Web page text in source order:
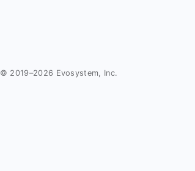
© 2019–2026 Evosystem, Inc.